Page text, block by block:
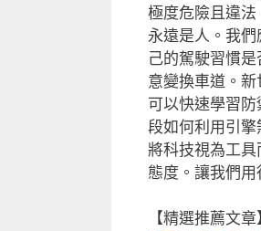
極度危險且違法
永遠是人。我
己的駕駛習慣
意變換車道。
可以快速學習
段如何利用引
將科技視為工
態度。讓我們
【精選推薦文章